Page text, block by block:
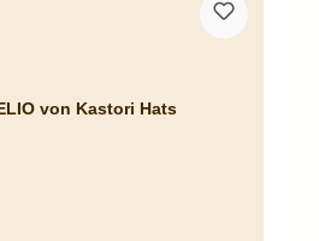
von Kastori Hats